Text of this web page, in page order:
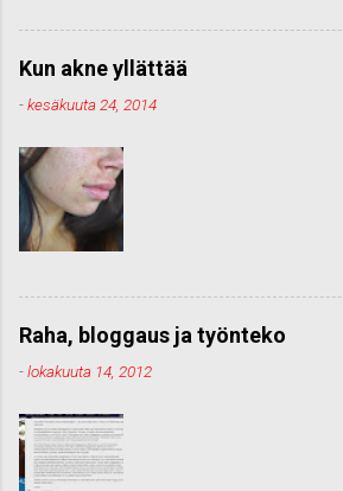
Kun akne yllättää
-kesäkuuta 24, 2014
Raha, bloggaus ja työnteko
-lokakuuta 14, 2012